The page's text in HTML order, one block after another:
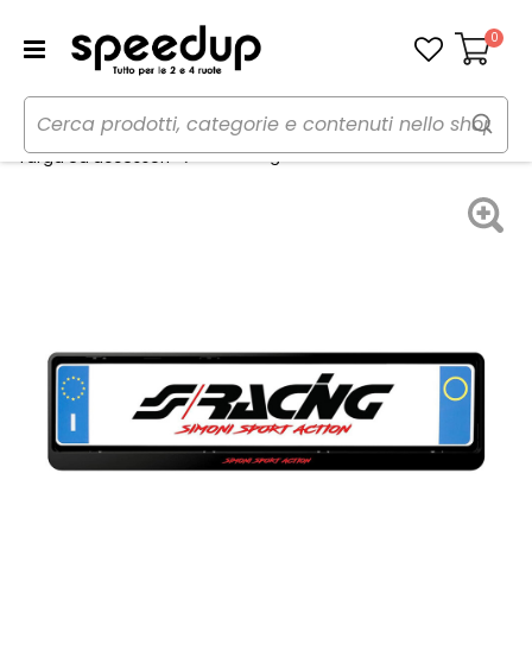
Carrello
0
Home Auto
Accessori esterni auto
Targa ed accessori
Portatarga - SIMONI RACING